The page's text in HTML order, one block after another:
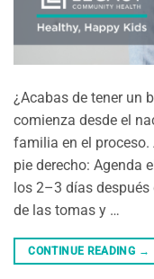
¿Acabas de tener un
comienza desde el
familia en el
pie derecho: Agenda
los 2–3 días
de las tomas y …
CONTINUE READING →